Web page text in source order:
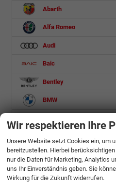
Abarth
Alfa Romeo
Audi
Baic
Bentley
BMW
Cupra
Dacia
Wir respektieren Ihre
Unsere Website setzt Cookies ein, um
bereitzustellen. Hierbei
nur die Daten für Marketing, Analytics
uns Ihr Einverständnis geben. Sie
Wirkung für die Zukunft widerrufen.